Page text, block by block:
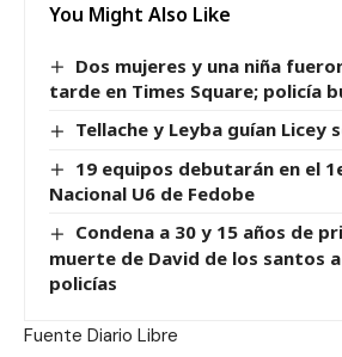
You Might Also Like
Dos mujeres y una niña
tarde en Times Square; policía
Tellache y Leyba guían Licey
19 equipos debutarán en el
Nacional U6 de Fedobe
Condena a 30 y 15 años de
muerte de David de los santos
policías
Fuente Diario Libre